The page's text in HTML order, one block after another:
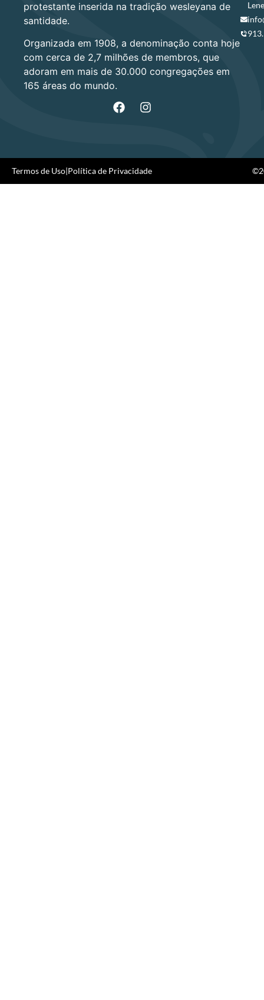
protestante inserida na tradição wesleyana de
santidade.
Organizada em 1908, a denominação conta hoje
com cerca de 2,7 milhões de membros, que
adoram em mais de 30.000 congregações em
165 áreas do mundo.
Termos de Uso|Política de Privacidade